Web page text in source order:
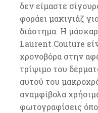
δεν είμαστε
φοράει μακιγιάζ
διάστημα. Η
Laurent Couture
χρονοβόρα στην
τρίψιμο του
αυτού του
αναμφίβολα
φωτογραφίσεις